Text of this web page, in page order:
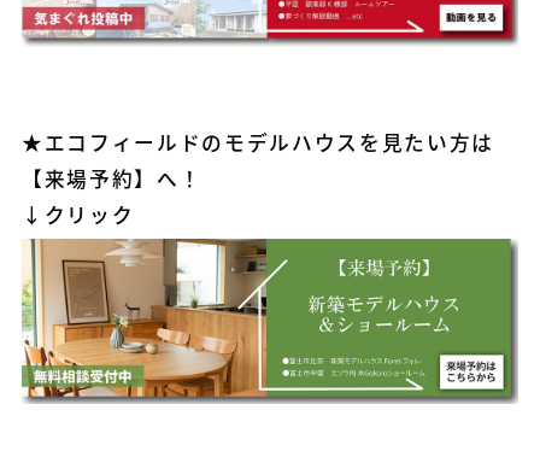
★エコフィールドのモデルハウスを見たい方は
【来場予約】へ！
↓ クリック